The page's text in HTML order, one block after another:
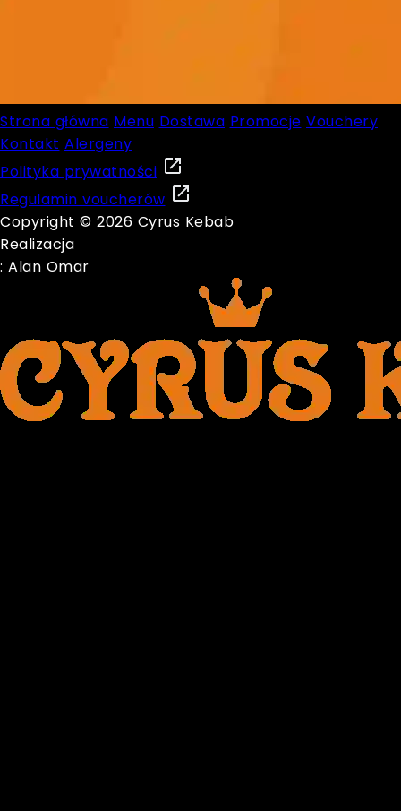
Strona główna Menu Dostawa Promocje Vouchery
Kontakt Alergeny
Polityka prywatności
Regulamin voucherów
Copyright © 2026 Cyrus Kebab
Realizacja
: Alan Omar